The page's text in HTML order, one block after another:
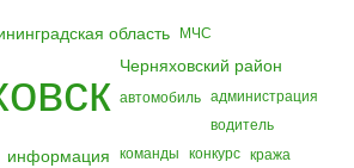
область МЧС
Черняховский район
автомобиль администрация
водитель
информация команды конкурс кража